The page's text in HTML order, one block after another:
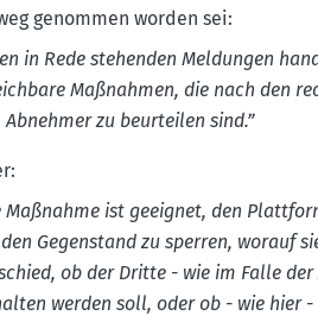
genommen worden sei:
in Rede stehenden Meldungen
Maßnahmen, die nach den
Abnehmer zu beurteilen sind.”
Maßnahme ist geeignet, den
Gegen­stand zu sperren, worauf
ob der Dritte - wie im Falle
werden soll, oder ob - wie hier